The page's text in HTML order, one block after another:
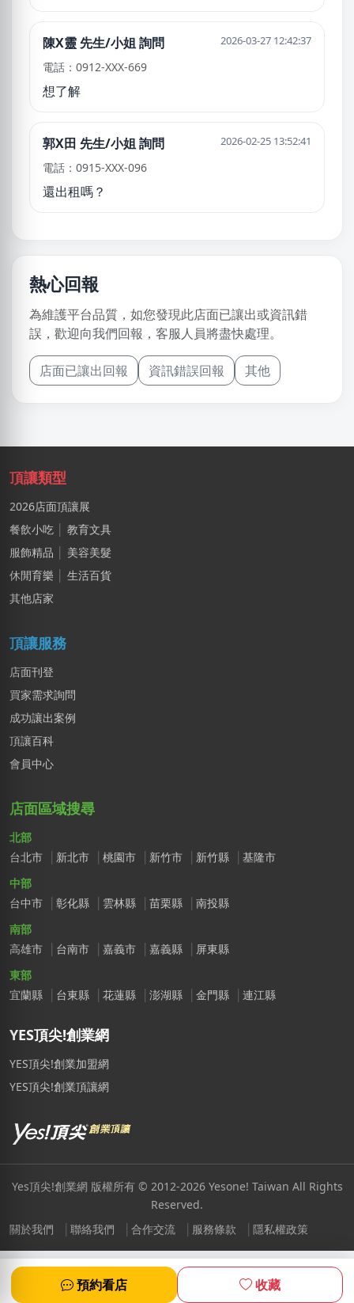
陳X靈 先生/小姐 詢問 2026-03-27 12:42:37
電話：0912-XXX-669
想了解
郭X田 先生/小姐 詢問 2026-02-25 13:52:41
電話：0915-XXX-096
還出租嗎？
熱心回報
為維護平台品質，如您發現此店面已讓出或資訊錯
誤，歡迎向我們回報，客服人員將盡快處理。
店面已讓出回報 資訊錯誤回報 其他
預約看店 收藏
頂讓類型
2026店面頂讓展
餐飲小吃
教育文具
服飾精品
美容美髮
休閒育樂
生活百貨
其他店家
頂讓服務
店面刊登
買家需求詢問
成功讓出案例
頂讓百科
會員中心
店面區域搜尋
北部
台北市
新北市 桃園市 新竹市 新竹縣
基隆市
中部
台中市
彰化縣 雲林縣 苗栗縣
南投縣
南部
高雄市
台南市 嘉義市 嘉義縣
屏東縣
東部
宜蘭縣
台東縣 花蓮縣 澎湖縣 金門縣 連江縣
YES頂尖!創業網
YES頂尖!創業加盟網
YES頂尖!創業頂讓網
Yes頂尖!創業網 版權所有 © 2012-2026 Yesone! Taiwan All Rights
Reserved.
關於我們
聯絡我們 合作交流 服務條款 隱私權政策